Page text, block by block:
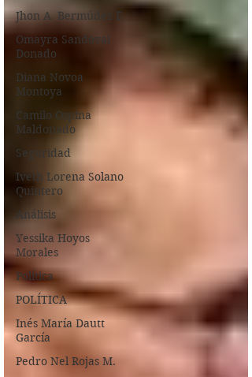
Jhon A. Bermúdez F.
Omayra Sandoval
Donado
Diana Novoa
Montoya
Camilo Ospina
Maldonado
Seguridad
Iveth Lorena Solano
Quintero
Análisis
Yessika Hoyos
Morales
Política
POLÍTICA
Inés María Dautt
García
Pedro Nel Rojas M.